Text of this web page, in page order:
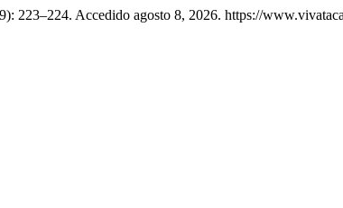
223–224. Accedido agosto 8, 2026. https://